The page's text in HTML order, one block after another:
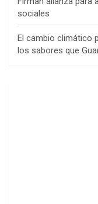
sociales
El cambio climático
los sabores que